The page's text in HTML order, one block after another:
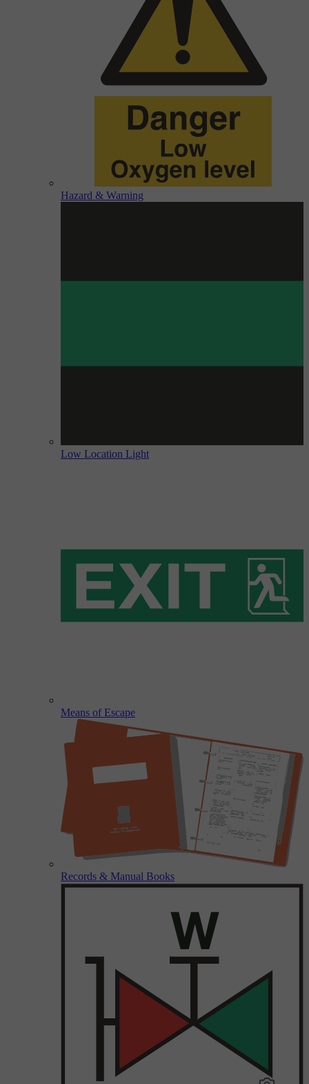
Hazard & Warning
Low Location Light
Means of Escape
Records & Manual Books